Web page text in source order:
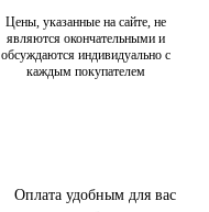
Цены, указанные на сайте, не
являются окончательными и
обсуждаются индивидуально с
каждым покупателем